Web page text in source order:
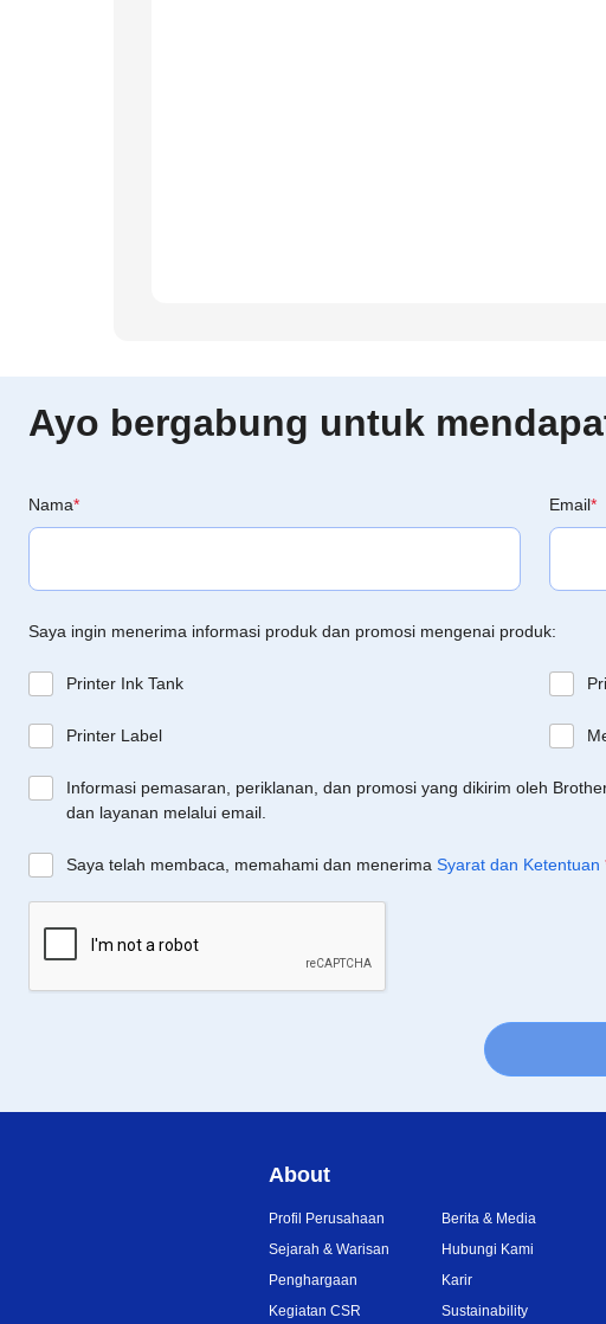
Ayo bergabung untuk
Nama* Email*
Saya ingin menerima informasi produk dan promosi mengenai produk:
Printer Ink Tank
Printer Label
Informasi pemasaran, periklanan, dan promosi yang dikirim oleh
dan layanan melalui email.
Saya telah membaca, memahami dan menerima Syarat dan Ketentuan
About
Profil Perusahaan
Sejarah & Warisan
Penghargaan
Kegiatan CSR
Berita & Media
Hubungi Kami
Karir
Sustainability